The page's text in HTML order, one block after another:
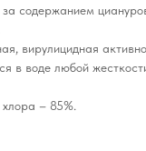
содержанием
вирулицидная
в воде любой
– 85%.